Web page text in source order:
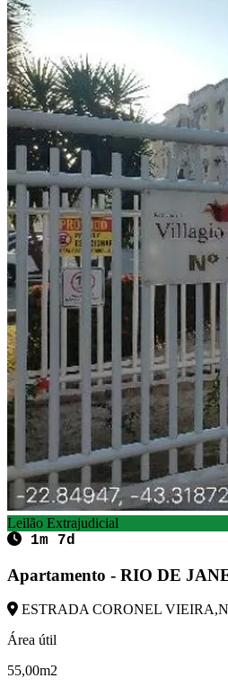
Leilão Extrajudicial
1m 7d
Apartamento - RIO DE
ESTRADA CORONEL
Área útil
55,00m2